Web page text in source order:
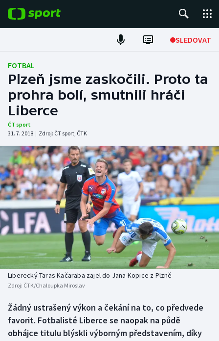
SLEDOVAT
Fotbal
Hokej
Tenis
Atletika
Cyklistika
DALŠÍ SPORTY
Americký fotbal
Baseball a softbal
Basketbal
Biatlon
Box
NEPŘEHLÉDNĚTE
Soutěže
Historické návraty
Aplikace ČT sport
FOTBAL
Plzeň jsme zaskočili. Proto ta
prohra bolí, smutnili hráči
Liberce
ČT sport
31. 7. 2018 | Zdroj: ČT sport, ČTK
Liberecký Taras Kačaraba zajel do Jana Kopice z Plzně
Zdroj: ČTK/Chaloupka Miroslav
Žádný ustrašený výkon a čekání na to, co předvede
favorit. Fotbalisté Liberce se naopak na půdě
obhájce titulu blýskli výborným představením, díky